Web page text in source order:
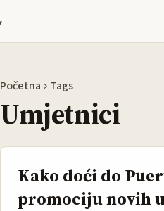
Početna Tags
Umjetnici
Kako doći do
promociju novih